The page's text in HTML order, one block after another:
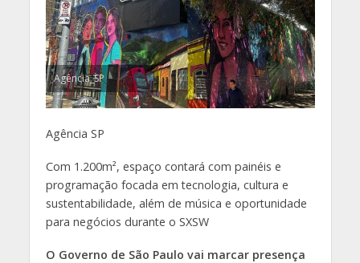
Agência_SP
Agência SP
Com 1.200m², espaço contará com painéis e
programação focada em tecnologia, cultura e
sustentabilidade, além de música e oportunidade
para negócios durante o SXSW
O Governo de São Paulo vai marcar presença